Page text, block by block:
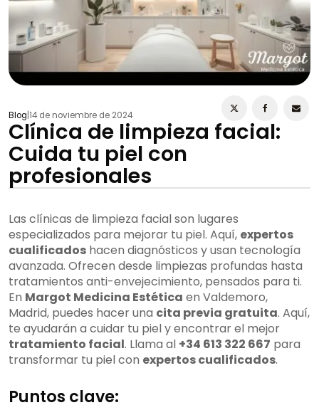
Blog 14 de noviembre de 2024
Clínica de limpieza facial:
Cuida tu piel con
profesionales
Las clínicas de limpieza facial son lugares
especializados para mejorar tu piel. Aquí, expertos
cualificados hacen diagnósticos y usan tecnología
avanzada. Ofrecen desde limpiezas profundas hasta
tratamientos anti-envejecimiento, pensados para ti.
En Margot Medicina Estética en Valdemoro,
Madrid, puedes hacer una cita previa gratuita. Aquí,
te ayudarán a cuidar tu piel y encontrar el mejor
tratamiento facial. Llama al +34 613 322 667 para
transformar tu piel con expertos cualificados.
Puntos clave: